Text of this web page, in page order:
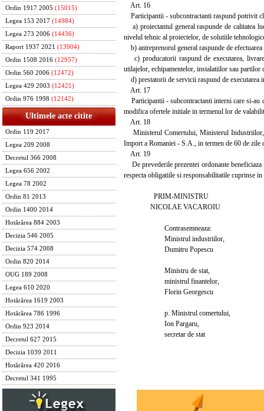
Ordin 1917 2005 (15015)
Legea 153 2017 (14984)
Legea 273 2006 (14436)
Raport 1937 2021 (13904)
Ordin 1508 2016 (12957)
Ordin 560 2006 (12472)
Legea 429 2003 (12421)
Ordin 976 1998 (12142)
Ultimele acte citite
Ordin 119 2017
Legea 209 2008
Decretul 366 2008
Legea 656 2002
Legea 78 2002
Ordin 81 2013
Ordin 1400 2014
Hotărârea 884 2003
Decizia 546 2005
Decizia 574 2008
Ordin 820 2014
OUG 189 2008
Legea 610 2020
Hotărârea 1619 2003
Hotărârea 786 1996
Ordin 923 2014
Decretul 627 2015
Decizia 1039 2011
Hotărârea 420 2016
Decretul 341 1995
Art. 16
Participantii - subcontractanti raspund potrivit
a) proiectantul general raspunde de calitatea
nivelul tehnic al proiectelor, de solutiile
b) antreprenorul general raspunde de
c) producatorii raspund de executarea,
utilajelor, echipamentelor, instalatiilor sau partilor
d) prestatorii de servicii raspund de executarea
Art. 17
Participantii - subcontractanti interni care si-au
modifica ofertele initiale in termenul lor de
Art. 18
Ministerul Comertului, Ministerul Industriilor,
Import a Romaniei - S.A., in termen de 60 de zile
Art. 19
De prevederile prezentei ordonante beneficiaza
respecta obligatiile si responsabilitatile cuprinse in
PRIM-MINISTRU
NICOLAE VACAROIU
Contrasemneaza:
Ministrul industriilor,
Dumitru Popescu
Ministru de stat,
ministrul finantelor,
Florin Georgescu
p. Ministrul comertului,
Ion Pargaru,
secretar de stat